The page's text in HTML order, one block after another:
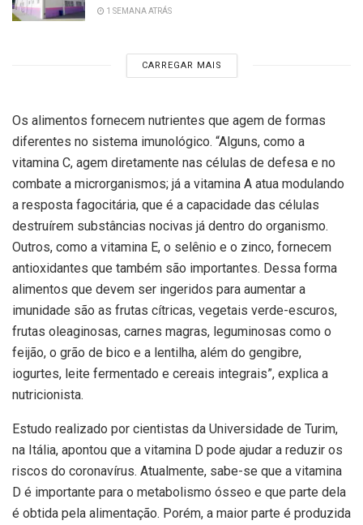
1 SEMANA ATRÁS
CARREGAR MAIS
Os alimentos fornecem nutrientes que agem de formas
diferentes no sistema imunológico. “Alguns, como a
vitamina C, agem diretamente nas células de defesa e no
combate a microrganismos; já a vitamina A atua modulando
a resposta fagocitária, que é a capacidade das células
destruírem substâncias nocivas já dentro do organismo.
Outros, como a vitamina E, o selênio e o zinco, fornecem
antioxidantes que também são importantes. Dessa forma
alimentos que devem ser ingeridos para aumentar a
imunidade são as frutas cítricas, vegetais verde-escuros,
frutas oleaginosas, carnes magras, leguminosas como o
feijão, o grão de bico e a lentilha, além do gengibre,
iogurtes, leite fermentado e cereais integrais”, explica a
nutricionista.
Estudo realizado por cientistas da Universidade de Turim,
na Itália, apontou que a vitamina D pode ajudar a reduzir os
riscos do coronavírus. Atualmente, sabe-se que a vitamina
D é importante para o metabolismo ósseo e que parte dela
é obtida pela alimentação. Porém, a maior parte é produzida